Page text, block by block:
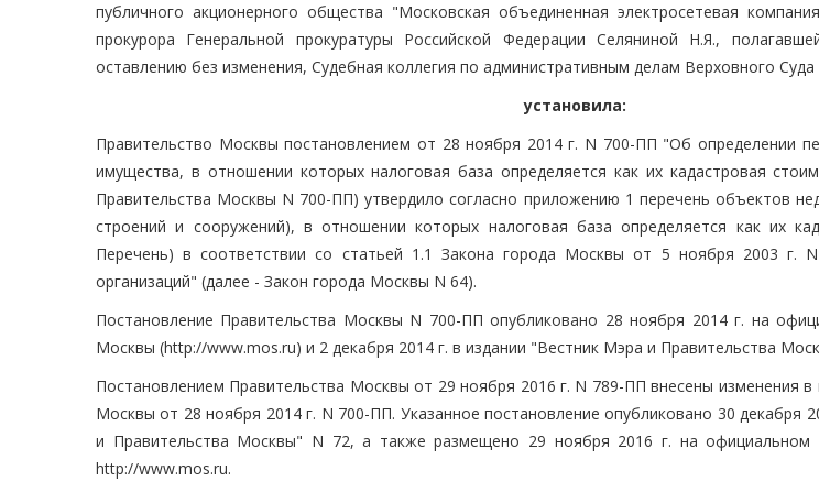
публичного акционерного общества "Московская объединенная электросетевая
прокурора Генеральной прокуратуры Российской Федерации Селяниной Н.Я.,
оставлению без изменения, Судебная коллегия по административным делам Верховного
установила:
Правительство Москвы постановлением от 28 ноября 2014 г. N 700-ПП "Об определении
имущества, в отношении которых налоговая база определяется как их кадастровая
Правительства Москвы N 700-ПП) утвердило согласно приложению 1 перечень объектов
строений и сооружений), в отношении которых налоговая база определяется как их
Перечень) в соответствии со статьей 1.1 Закона города Москвы от 5 ноября 2003 г.
организаций" (далее - Закон города Москвы N 64).
Постановление Правительства Москвы N 700-ПП опубликовано 28 ноября 2014 г. на
Москвы (http://www.mos.ru) и 2 декабря 2014 г. в издании "Вестник Мэра и Правительства
Постановлением Правительства Москвы от 29 ноября 2016 г. N 789-ПП внесены изменения в
Москвы от 28 ноября 2014 г. N 700-ПП. Указанное постановление опубликовано 30 декабря
и Правительства Москвы" N 72, а также размещено 29 ноября 2016 г. на официальном
http://www.mos.ru.